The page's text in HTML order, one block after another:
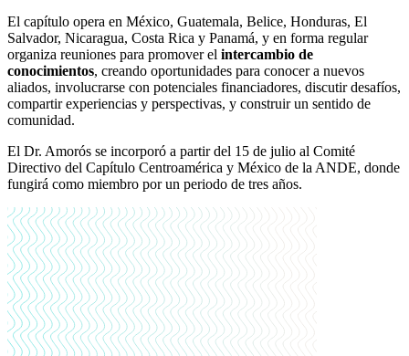
El capítulo opera en México, Guatemala, Belice, Honduras, El
Salvador, Nicaragua, Costa Rica y Panamá, y en forma regular
organiza reuniones para promover el intercambio de
conocimientos, creando oportunidades para conocer a nuevos
aliados, involucrarse con potenciales financiadores, discutir desafíos,
compartir experiencias y perspectivas, y construir un sentido de
comunidad.
El Dr. Amorós se incorporó a partir del 15 de julio al Comité
Directivo del Capítulo Centroamérica y México de la ANDE, donde
fungirá como miembro por un periodo de tres años.